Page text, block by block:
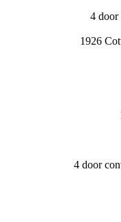
4 door
1926
4 door